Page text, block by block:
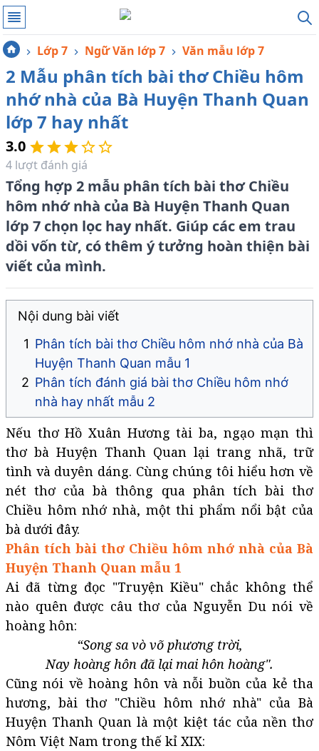
Lớp 7 Ngữ Văn lớp 7 Văn mẫu lớp 7
2 Mẫu phân tích bài thơ Chiều hôm
nhớ nhà của Bà Huyện Thanh Quan
lớp 7 hay nhất
Tổng hợp 2 mẫu phân tích bài thơ Chiều
hôm nhớ nhà của Bà Huyện Thanh Quan
lớp 7 chọn lọc hay nhất. Giúp các em trau
dồi vốn từ, có thêm ý tưởng hoàn thiện bài
viết của mình.
3.0
4 lượt đánh giá
Nội dung bài viết
Phân tích bài thơ Chiều hôm nhớ nhà của Bà
Huyện Thanh Quan mẫu 1
Phân tích đánh giá bài thơ Chiều hôm nhớ
nhà hay nhất mẫu 2
Nếu thơ Hồ Xuân Hương tài ba, ngạo mạn thì
thơ bà Huyện Thanh Quan lại trang nhã, trữ
tình và duyên dáng. Cùng chúng tôi hiểu hơn về
nét thơ của bà thông qua phân tích bài thơ
Chiều hôm nhớ nhà, một thi phẩm nổi bật của
bà dưới đây.
Phân tích bài thơ Chiều hôm nhớ nhà của Bà
Huyện Thanh Quan mẫu 1
Ai đã từng đọc "Truyện Kiều" chắc không thể
nào quên được câu thơ của Nguyễn Du nói về
hoàng hôn:
“Song sa vò võ phương trời,
Nay hoàng hôn đã lại mai hôn hoàng".
Cũng nói về hoàng hôn và nỗi buồn của kẻ tha
hương, bài thơ "Chiều hôm nhớ nhà" của Bà
Huyện Thanh Quan là một kiệt tác của nền thơ
Nôm Việt Nam trong thế kỉ XIX: